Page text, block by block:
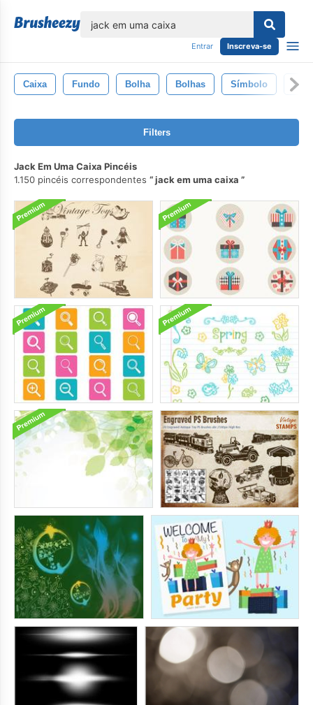
Entrar Inscreva-se
Caixa Fundo Bolha Bolhas Símbolo
Filters
Jack Em Uma Caixa Pincéis
1.150 pincéis correspondentes
jack em uma caixa